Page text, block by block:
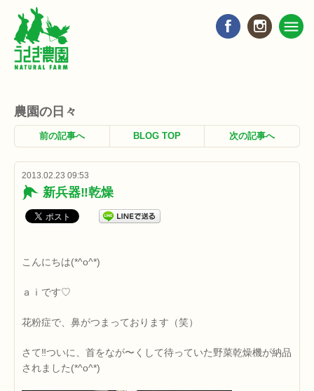
農園の日々
前の記事へ BLOG TOP 次の記事へ
2013.02.23 09:53
新兵器‼乾燥
こんにちは(*^o^*)
ａｉです♡
花粉症で、鼻がつまっております（笑）
さて‼ついに、首をなが〜くして待っていた野菜乾燥機が納品
されました(*^o^*)